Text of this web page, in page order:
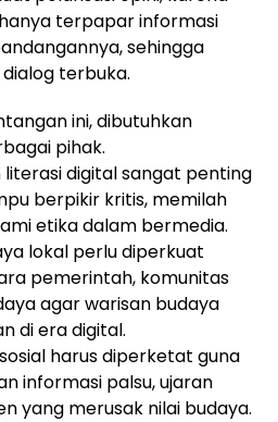
terpapar informasi
sehingga
terbuka.
ini, dibutuhkan
pihak.
digital sangat penting
berpikir kritis, memilah
etika dalam bermedia.
lokal perlu diperkuat
pemerintah, komunitas
agar warisan budaya
di era digital.
harus diperketat guna
informasi palsu, ujaran
yang merusak nilai budaya.